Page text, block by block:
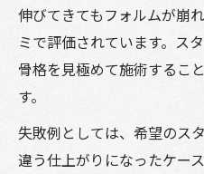
伸びてきてもフォルムが崩
ミで評価されています。ス
骨格を見極めて施術するこ
す。
失敗例としては、希望のス
違う仕上がりになったケー